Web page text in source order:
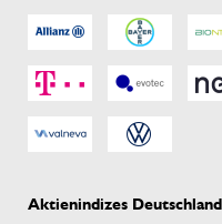
Aktienindizes Deutschland